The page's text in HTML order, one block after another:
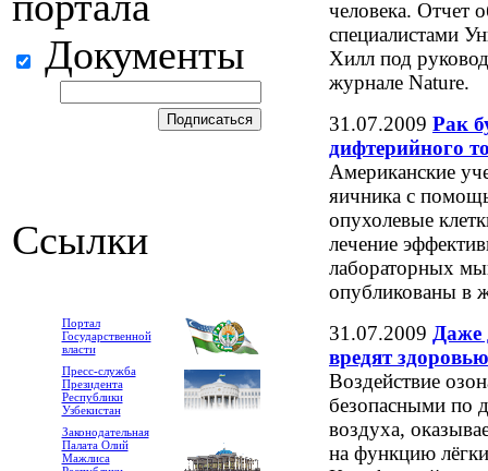
Документы
Ссылки
Портал
Государственной
власти
Пресс-служба
Президента
Республики
Узбекистан
Законодательная
Палата Олий
Мажлиса
человека. Отчет
специалистами
Хилл под
журнале Nature.
31.07.2009 Рак
дифтерийного
Американские
яичника с
опухолевые
лечение
лабораторных
опубликованы в
31.07.2009 Даже
вредят
Воздействие
безопасными по
воздуха,
на функцию